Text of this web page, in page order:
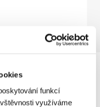
funkcí
využíváme